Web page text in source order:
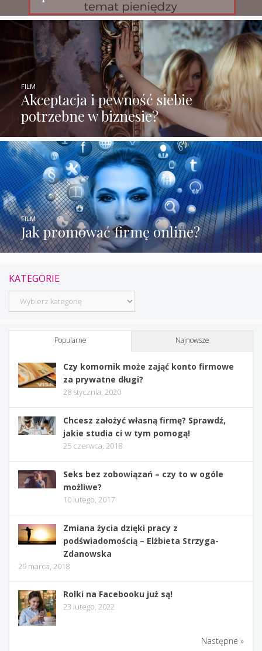
Akceptacja i pewność siebie
potrzebne w biznesie?
FILM
Jak promować firmę online?
FILM
KATEGORIE
Kategorie
Popularne Najnowsze
Czy komornik może zająć konto firmowe
za prywatne długi?
28 stycznia, 2020
Chcesz założyć własną firmę? Sprawdź,
jakie studia ci w tym pomogą!
25 czerwca, 2018
Seks bez zobowiązań – czy to w ogóle
możliwe?
10 lutego, 2017
Zmiana życia dzięki pracy z
podświadomością – Elżbieta Strzyga-
Zdanowska
29 marca, 2018
Rolki na Facebooku już są!
23 lutego, 2022
Następne »